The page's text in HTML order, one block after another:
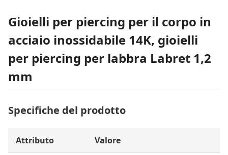
Gioielli per piercing per il corpo in
acciaio inossidabile 14K, gioielli
per piercing per labbra Labret 1,2
mm
Specifiche del prodotto
Attributo Valore